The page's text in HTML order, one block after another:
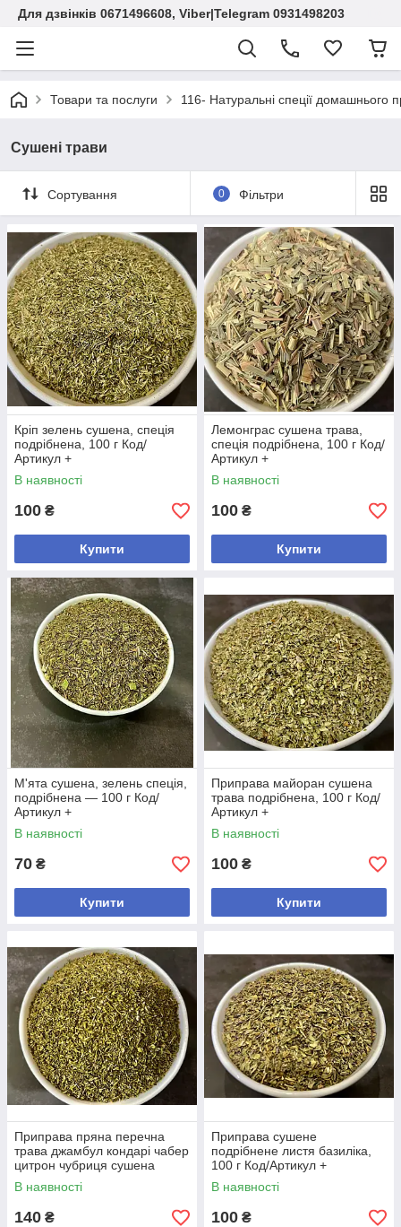
Для дзвінків 0671496608, Viber|Telegram 0931498203
Товари та послуги 116- Натуральні спеції домашнього
Сушені трави
Сортування 0 Фільтри
Кріп зелень сушена, спеція
подрібнена, 100 г Код/
Артикул +
В наявності
100 ₴
Купити
Лемонграс сушена трава,
спеція подрібнена, 100 г Код/
Артикул +
В наявності
100 ₴
Купити
М'ята сушена, зелень спеція,
подрібнена — 100 г Код/
Артикул +
В наявності
70 ₴
Купити
Приправа майоран сушена
трава подрібнена, 100 г Код/
Артикул +
В наявності
100 ₴
Купити
Приправа пряна перечна
трава джамбул кондарі чабер
цитрон чубриця сушена
подрібнена, 100 г Код/
Артикул +
В наявності
140 ₴
Приправа сушене
подрібнене листя базиліка,
100 г Код/Артикул +
В наявності
100 ₴